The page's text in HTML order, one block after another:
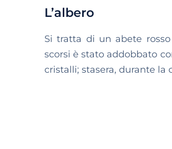
L’albero
Si tratta di un abete
scorsi è stato addobbato
cristalli; stasera, durante